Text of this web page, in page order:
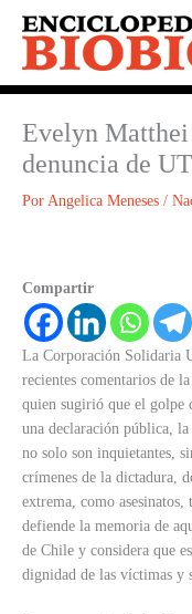
contenido
Evelyn
denuncia de
Por Angelica Meneses /
Compartir
La Corporación Solidaria
recientes comentarios de
quien sugirió que el
una declaración pública,
no solo son inquietantes,
crímenes de la dictadura,
extrema, como
defiende la memoria de
de Chile y considera que
dignidad de las víctimas y